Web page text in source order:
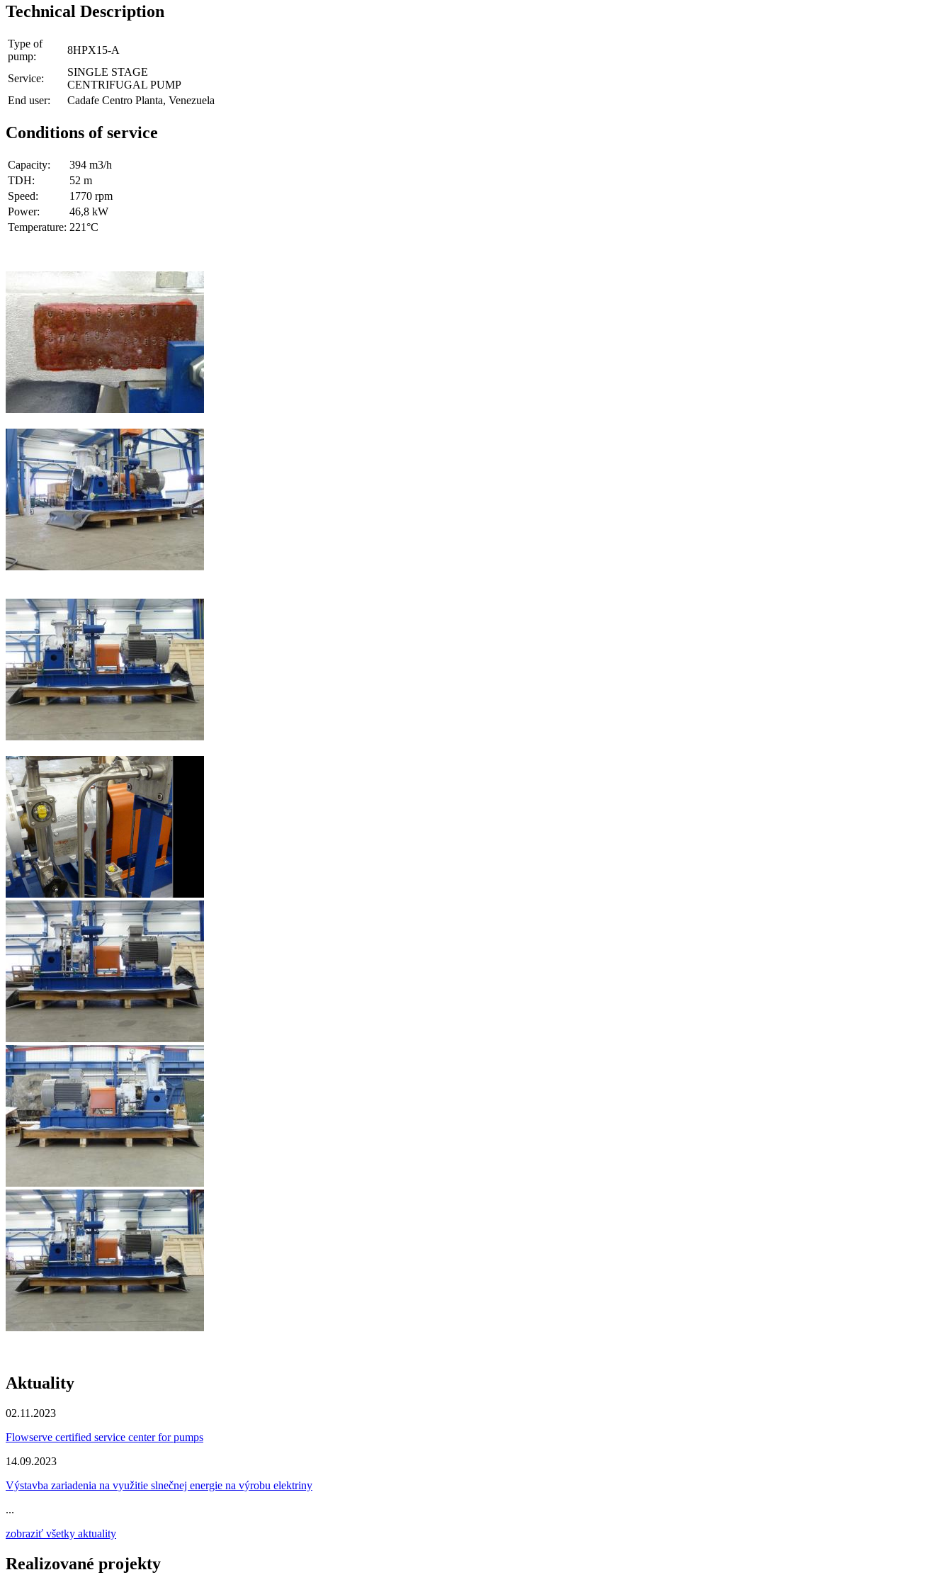
Technical Description
Type of
pump:
8HPX15-A
Service:
SINGLE STAGE
CENTRIFUGAL PUMP
End user:
Cadafe Centro Planta, Venezuela
Conditions of service
Capacity:
394 m3/h
TDH:
52 m
Speed:
1770 rpm
Power:
46,8 kW
Temperature: 221°C
Aktuality
02.11.2023
Flowserve certified service center for pumps
14.09.2023
Výstavba zariadenia na využitie slnečnej energie na výrobu elektriny
...
zobraziť všetky aktuality
Realizované projekty